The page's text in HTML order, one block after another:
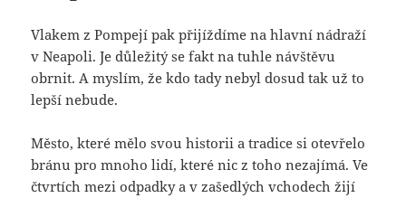
Vlakem z Pompejí pak přijíždíme na hlavní nádraží
v Neapoli. Je důležitý se fakt na tuhle návštěvu
obrnit. A myslím, že kdo tady nebyl dosud tak už to
lepší nebude.
Město, které mělo svou historii a tradice si otevřelo
bránu pro mnoho lidí, které nic z toho nezajímá. Ve
čtvrtích mezi odpadky a v zašedlých vchodech žijí